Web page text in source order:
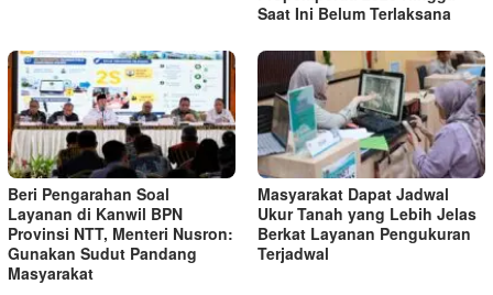
Saat Ini Belum Terlaksana
Beri Pengarahan Soal
Layanan di Kanwil BPN
Provinsi NTT, Menteri Nusron:
Gunakan Sudut Pandang
Masyarakat
Masyarakat Dapat Jadwal
Ukur Tanah yang Lebih Jelas
Berkat Layanan Pengukuran
Terjadwal